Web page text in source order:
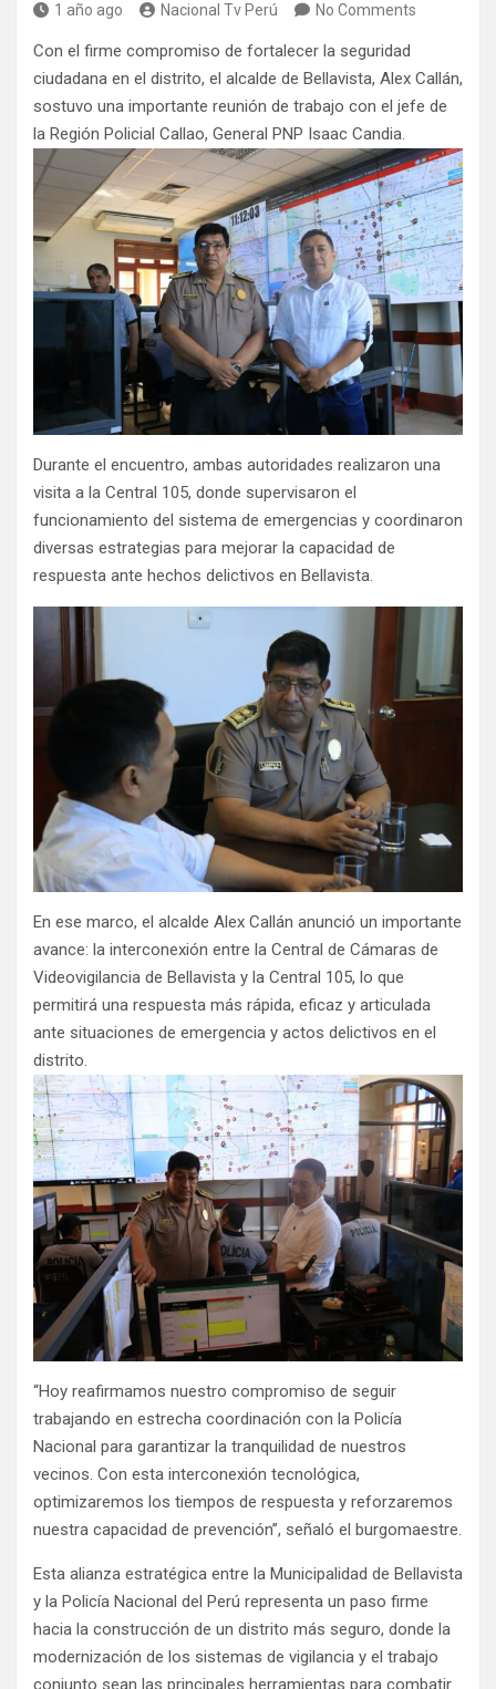
1 año ago Nacional Tv Perú No Comments
Con el firme compromiso de fortalecer la seguridad
ciudadana en el distrito, el alcalde de Bellavista, Alex Callán,
sostuvo una importante reunión de trabajo con el jefe de
la Región Policial Callao, General PNP Isaac Candia.
Durante el encuentro, ambas autoridades realizaron una
visita a la Central 105, donde supervisaron el
funcionamiento del sistema de emergencias y coordinaron
diversas estrategias para mejorar la capacidad de
respuesta ante hechos delictivos en Bellavista.
En ese marco, el alcalde Alex Callán anunció un importante
avance: la interconexión entre la Central de Cámaras de
Videovigilancia de Bellavista y la Central 105, lo que
permitirá una respuesta más rápida, eficaz y articulada
ante situaciones de emergencia y actos delictivos en el
distrito.
“Hoy reafirmamos nuestro compromiso de seguir
trabajando en estrecha coordinación con la Policía
Nacional para garantizar la tranquilidad de nuestros
vecinos. Con esta interconexión tecnológica,
optimizaremos los tiempos de respuesta y reforzaremos
nuestra capacidad de prevención”, señaló el burgomaestre.
Esta alianza estratégica entre la Municipalidad de Bellavista
y la Policía Nacional del Perú representa un paso firme
hacia la construcción de un distrito más seguro, donde la
modernización de los sistemas de vigilancia y el trabajo
conjunto sean las principales herramientas para combatir